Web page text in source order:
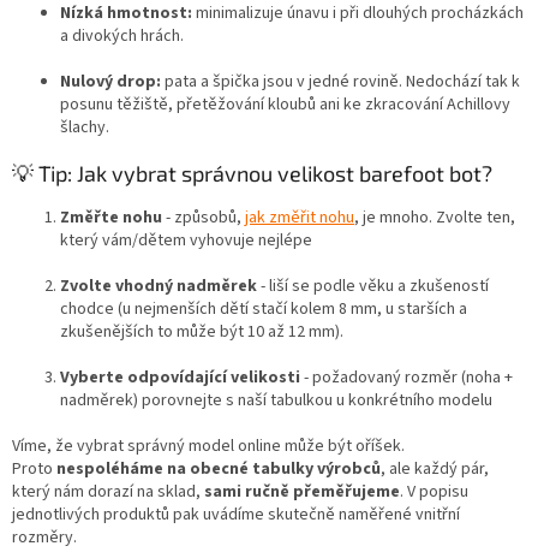
s
Nízká hmotnost: minimalizuje únavu i při dlouhých procházkách
a divokých hrách.
Nulový drop: pata a špička jsou v jedné rovině. Nedochází tak k
posunu těžiště, přetěžování kloubů ani ke zkracování Achillovy
šlachy.
💡 Tip: Jak vybrat správnou velikost barefoot bot?
Změřte nohu - způsobů, jak změřit nohu, je mnoho. Zvolte ten,
který vám/dětem vyhovuje nejlépe
Zvolte vhodný nadměrek- liší se podle věku a zkušeností
chodce (u nejmenších dětí stačí kolem 8 mm, u starších a
zkušenějších to může být 10 až 12 mm).
Vyberte odpovídající velikosti - požadovaný rozměr (noha +
nadměrek) porovnejte s naší tabulkou u konkrétního modelu
Víme, že vybrat správný model online může být oříšek.
Proto nespoléháme na obecné tabulky výrobců, ale každý pár,
který nám dorazí na sklad, sami ručně přeměřujeme. V popisu
jednotlivých produktů pak uvádíme skutečně naměřené vnitřní
rozměry.